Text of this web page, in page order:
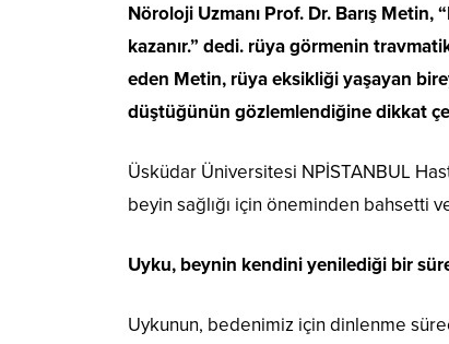
Nöroloji Uzmanı Prof. Dr. Barış
kazanır.” dedi. rüya görmenin
eden Metin, rüya eksikliği yaşayan
düştüğünün gözlemlendiğine dikkat
Üsküdar Üniversitesi NPİSTANBUL
beyin sağlığı için öneminden bahsetti
Uyku, beynin kendini yenilediği bir
Uykunun, bedenimiz için dinlenme